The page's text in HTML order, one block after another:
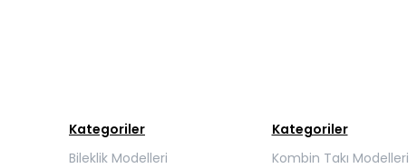
Kategoriler
Bileklik Modelleri
Kategoriler
Kombin Takı Modelleri